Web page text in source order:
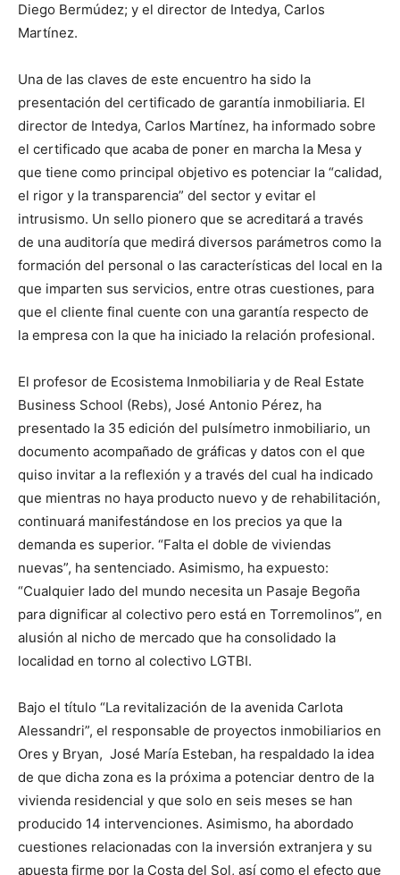
Diego Bermúdez; y el director de Intedya, Carlos
Martínez.
Una de las claves de este encuentro ha sido la
presentación del certificado de garantía inmobiliaria. El
director de Intedya, Carlos Martínez, ha informado sobre
el certificado que acaba de poner en marcha la Mesa y
que tiene como principal objetivo es potenciar la “calidad,
el rigor y la transparencia” del sector y evitar el
intrusismo. Un sello pionero que se acreditará a través
de una auditoría que medirá diversos parámetros como la
formación del personal o las características del local en la
que imparten sus servicios, entre otras cuestiones, para
que el cliente final cuente con una garantía respecto de
la empresa con la que ha iniciado la relación profesional.
El profesor de Ecosistema Inmobiliaria y de Real Estate
Business School (Rebs), José Antonio Pérez, ha
presentado la 35 edición del pulsímetro inmobiliario, un
documento acompañado de gráficas y datos con el que
quiso invitar a la reflexión y a través del cual ha indicado
que mientras no haya producto nuevo y de rehabilitación,
continuará manifestándose en los precios ya que la
demanda es superior. “Falta el doble de viviendas
nuevas”, ha sentenciado. Asimismo, ha expuesto:
“Cualquier lado del mundo necesita un Pasaje Begoña
para dignificar al colectivo pero está en Torremolinos”, en
alusión al nicho de mercado que ha consolidado la
localidad en torno al colectivo LGTBI.
Bajo el título “La revitalización de la avenida Carlota
Alessandri”, el responsable de proyectos inmobiliarios en
Ores y Bryan, José María Esteban, ha respaldado la idea
de que dicha zona es la próxima a potenciar dentro de la
vivienda residencial y que solo en seis meses se han
producido 14 intervenciones. Asimismo, ha abordado
cuestiones relacionadas con la inversión extranjera y su
apuesta firme por la Costa del Sol, así como el efecto que